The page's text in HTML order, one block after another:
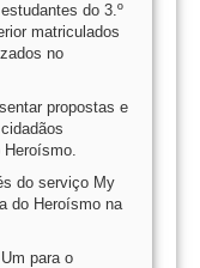
do 3.º
matriculados
no
propostas e
Heroísmo.
do serviço My
do Heroísmo na
para o